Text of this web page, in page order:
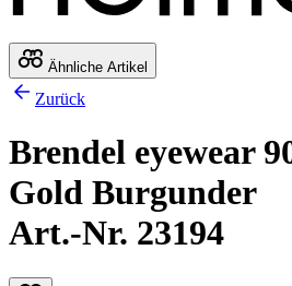
Ähnliche Artikel
Zurück
Brendel eyewear
Gold Burgunder
Art.-Nr. 23194